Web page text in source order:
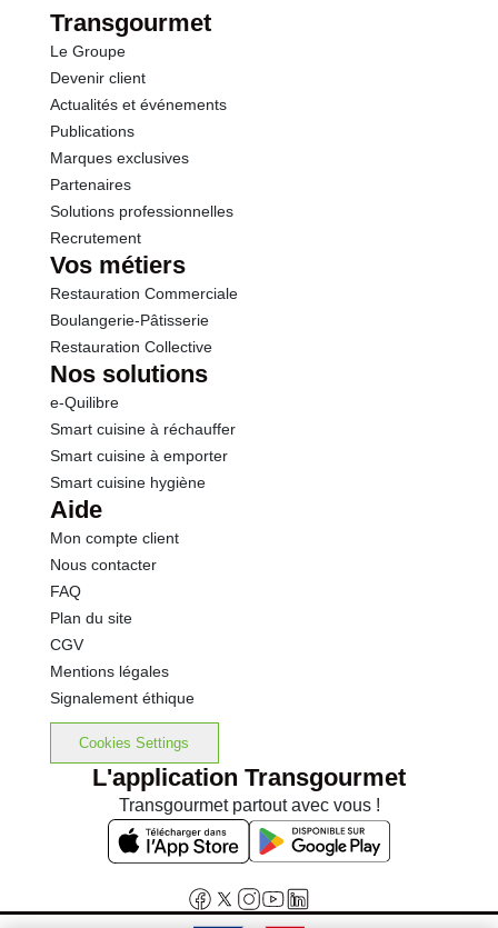
Transgourmet
Le Groupe
Devenir client
Actualités et événements
Publications
Marques exclusives
Partenaires
Solutions professionnelles
Recrutement
Vos métiers
Restauration Commerciale
Boulangerie-Pâtisserie
Restauration Collective
Nos solutions
e-Quilibre
Smart cuisine à réchauffer
Smart cuisine à emporter
Smart cuisine hygiène
Aide
Mon compte client
Nous contacter
FAQ
Plan du site
CGV
Mentions légales
Signalement éthique
Cookies Settings
L'application Transgourmet
Transgourmet partout avec vous !